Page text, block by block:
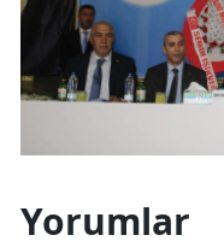
Yorumlar